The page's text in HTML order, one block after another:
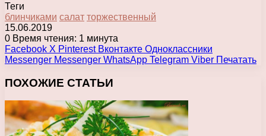
Теги
блинчиками салат торжественный
15.06.2019
0 Время чтения: 1 минута
Facebook X Pinterest Вконтакте Одноклассники
Messenger Messenger WhatsApp Telegram Viber Печатать
ПОХОЖИЕ СТАТЬИ